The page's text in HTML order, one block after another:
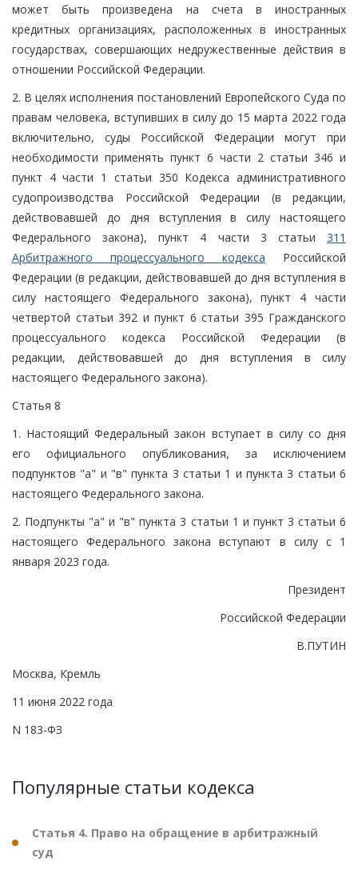
может быть произведена на счета в иностранных
кредитных организациях, расположенных в иностранных
государствах, совершающих недружественные действия в
отношении Российской Федерации.
2. В целях исполнения постановлений Европейского Суда по
правам человека, вступивших в силу до 15 марта 2022 года
включительно, суды Российской Федерации могут при
необходимости применять пункт 6 части 2 статьи 346 и
пункт 4 части 1 статьи 350 Кодекса административного
судопроизводства Российской Федерации (в редакции,
действовавшей до дня вступления в силу настоящего
Федерального закона), пункт 4 части 3 статьи 311
Арбитражного процессуального кодекса Российской
Федерации (в редакции, действовавшей до дня вступления в
силу настоящего Федерального закона), пункт 4 части
четвертой статьи 392 и пункт 6 статьи 395 Гражданского
процессуального кодекса Российской Федерации (в
редакции, действовавшей до дня вступления в силу
настоящего Федерального закона).
Статья 8
1. Настоящий Федеральный закон вступает в силу со дня
его официального опубликования, за исключением
подпунктов "а" и "в" пункта 3 статьи 1 и пункта 3 статьи 6
настоящего Федерального закона.
2. Подпункты "а" и "в" пункта 3 статьи 1 и пункт 3 статьи 6
настоящего Федерального закона вступают в силу с 1
января 2023 года.
Президент
Российской Федерации
В.ПУТИН
Москва, Кремль
11 июня 2022 года
N 183-ФЗ
Популярные статьи кодекса
Статья 4. Право на обращение в арбитражный
суд